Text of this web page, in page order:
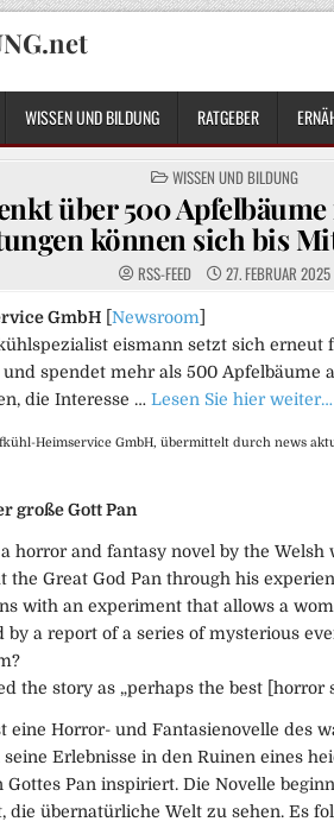
WISSEN UND BILDUNG RATGEBER
POSTED
IN
WISSEN UND BILDUNG
über 500
können sich bis
RSS-FEED 27. FEBRUAR 2025
GmbH Newsroom
eismann setzt sich
spendet mehr als 500 Apfelbäume
die Interesse … Lesen Sie hier weiter…
Heimservice GmbH, übermittelt durch news
große Gott Pan
horror and fantasy novel by the
the Great God Pan through his
with an experiment that allows a
by a report of a series of mysterious
the story as „perhaps the best [horror
eine Horror- und Fantasienovelle des
Erlebnisse in den Ruinen eines
Gottes Pan inspiriert. Die Novelle
die übernatürliche Welt zu sehen. Es